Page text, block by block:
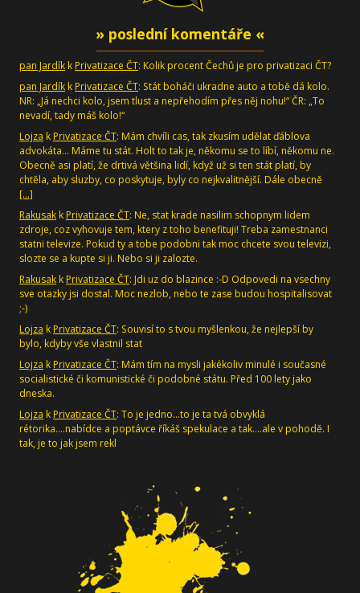
» poslední komentáře «
pan Jardík k Privatizace ČT: Kolik procent Čechů je pro privatizaci ČT?
pan Jardík k Privatizace ČT: Stát boháči ukradne auto a tobě dá kolo.
NR: „Já nechci kolo, jsem tlust a nepřehodím přes něj nohu!“ ČR: „To
nevadí, tady máš kolo!“
Lojza k Privatizace ČT: Mám chvíli cas, tak zkusím udělat ďáblova
advokáta... Máme tu stát. Holt to tak je, někomu se to líbí, někomu ne.
Obecně asi platí, že drtivá většina lidí, když už si ten stát platí, by
chtěla, aby sluzby, co poskytuje, byly co nejkvalitnější. Dále obecně
[…]
Rakusak k Privatizace ČT: Ne, stat krade nasilim schopnym lidem
zdroje, coz vyhovuje tem, ktery z toho benefituji! Treba zamestnanci
statni televize. Pokud ty a tobe podobni tak moc chcete svou televizi,
slozte se a kupte si ji. Nebo si ji zalozte.
Rakusak k Privatizace ČT: Jdi uz do blazince :-D Odpovedi na vsechny
sve otazky jsi dostal. Moc nezlob, nebo te zase budou hospitalisovat
;-)
Lojza k Privatizace ČT: Souvisí to s tvou myšlenkou, že nejlepší by
bylo, kdyby vše vlastnil stat
Lojza k Privatizace ČT: Mám tím na mysli jakékoliv minulé i současné
socialistické či komunistické či podobné státu. Před 100 lety jako
dneska.
Lojza k Privatizace ČT: To je jedno...to je ta tvá obvyklá
rétorika....nabídce a poptávce říkáš spekulace a tak....ale v pohodě. I
tak, je to jak jsem rekl